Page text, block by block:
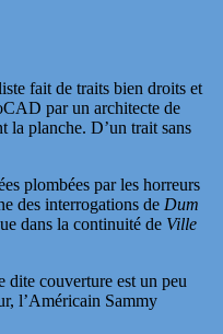
fait de traits bien droits et
par un architecte de
la planche. D’un trait sans
plombées par les horreurs
des interrogations de Dum
dans la continuité de Ville
dite couverture est un peu
l’Américain Sammy